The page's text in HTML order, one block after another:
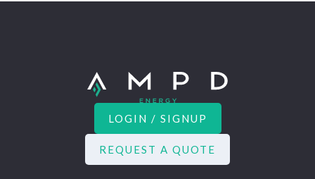
LOGIN / SIGNUP
REQUEST A QUOTE